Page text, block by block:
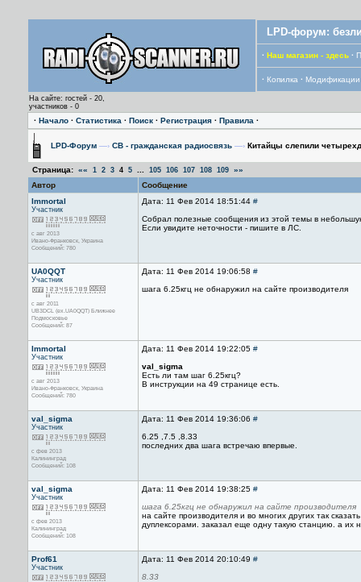
LPD-форум:
· Наш магазин - здесь ·
· Копилка · Модификации
На сайте: гостей - 20,
участников - 0
· Начало · Статистика · Поиск · Регистрация · Правила ·
LPD-Форум —› CB - гражданская радиосвязь —› Китайцы слепили
Страница: «« 1 2 3 4 5 105 106 107 108 109 »»
Автор
Сообщение
Immortal
Участник
с авг 2013
Ивано-Франковск, Украина
Сообщений: 780
Дата: 11 Фев 2014 18:51:44 #
Собрал полезные сообщения из этой темы в
Если увидите неточности - пишите в ЛС.
UA0QQT
Участник
с авг 2011
UB3DCL (ex.UA0QQT) Ближнее
Подмосковье
Сообщений: 87
Дата: 11 Фев 2014 19:06:58 #
шага 6.25кгц не обнаружил на сайте производителя
Immortal
Участник
с авг 2013
Ивано-Франковск, Украина
Сообщений: 780
Дата: 11 Фев 2014 19:22:05 #
val_sigma
Есть ли там шаг 6.25кгц?
В инструкции на 49 странице есть.
val_sigma
Участник
с фев 2013
Калининград
Сообщений: 108
Дата: 11 Фев 2014 19:36:06 #
6.25 ,7.5 ,8.33
последних два шага встречаю впервые.
val_sigma
Участник
с фев 2013
Калининград
Сообщений: 108
Дата: 11 Фев 2014 19:38:25 #
шага 6.25кгц не обнаружил на сайте производителя
на сайте производителя и во многих других так
дуплексорами. заказал еще одну такую станцию. а их
Prof61
Участник
Дата: 11 Фев 2014 20:10:49 #
8.33